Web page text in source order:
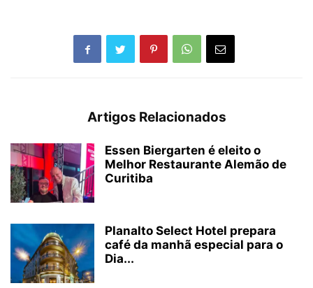
Artigos Relacionados
Essen Biergarten é eleito o
Melhor Restaurante Alemão de
Curitiba
Planalto Select Hotel prepara
café da manhã especial para o
Dia...